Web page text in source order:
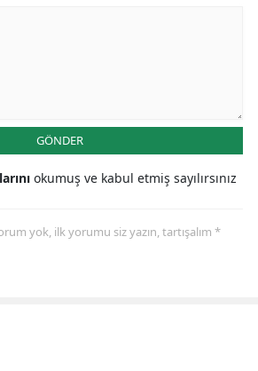
GÖNDER
okumuş ve kabul etmiş sayılırsınız
yok, ilk yorumu siz yazın, tartışalım *